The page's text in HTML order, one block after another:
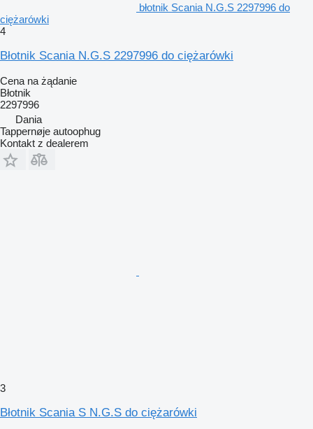
błotnik Scania N.G.S 2297996 do
ciężarówki
4
Błotnik Scania N.G.S 2297996 do ciężarówki
Cena na żądanie
Błotnik
2297996
Dania
Tappernøje autoophug
Kontakt z dealerem
3
Błotnik Scania S N.G.S do ciężarówki